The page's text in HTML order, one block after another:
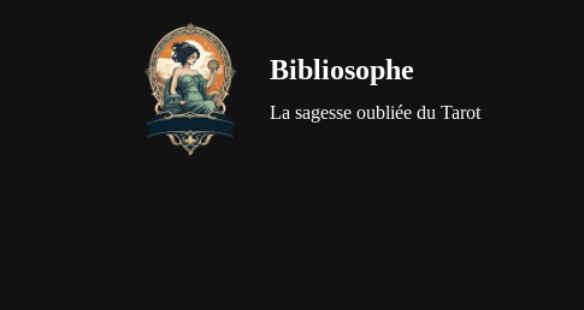
Bibliosophe
La sagesse oubliée du Tarot